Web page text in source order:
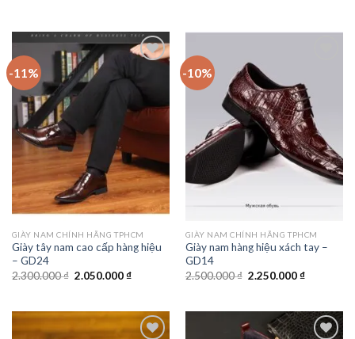
2.290.000
-11%
wishlist
GIÀY NAM CHÍNH HÃNG TPHCM
Giày tây nam cao cấp hàng hiệu
– GD24
2.300.000₫ Giá
2.050.000₫Giá
2.050.000 ₫.
-10%
Add to
wishlist
GIÀY NAM CHÍNH HÃNG TPHCM
Giày nam hàng hiệu xách tay –
GD14
2.500.000₫ Giá
2.250.000₫Giá
2.250.000